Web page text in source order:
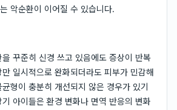
악순환이 이어질 수 있습니다.
꾸준히 신경 쓰고 있음에도 증상이 반복
일시적으로 완화되더라도 피부가 민감해
형이 충분히 개선되지 않은 경우가 있기
아이들은 환경 변화나 면역 반응의 변화